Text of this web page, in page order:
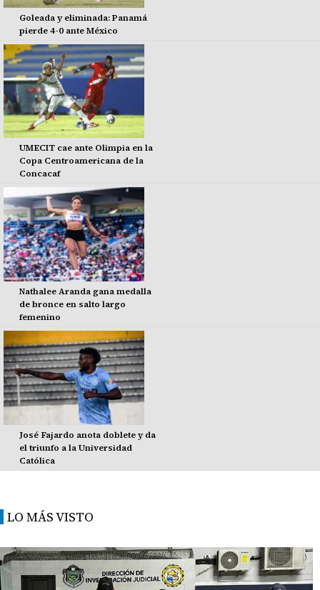
Goleada y eliminada: Panamá
pierde 4-0 ante México
UMECIT cae ante Olimpia en la
Copa Centroamericana de la
Concacaf
Nathalee Aranda gana medalla
de bronce en salto largo
femenino
José Fajardo anota doblete y da
el triunfo a la Universidad
Católica
LO MÁS VISTO